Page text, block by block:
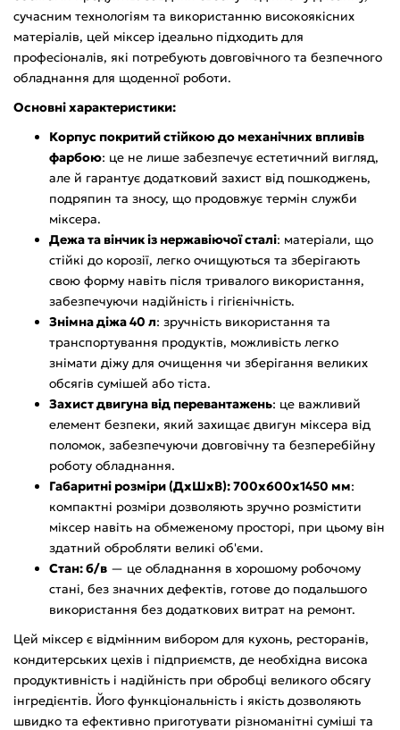
сучасним технологіям та використанню високоякісних
матеріалів, цей міксер ідеально підходить для
професіоналів, які потребують довговічного та безпечного
обладнання для щоденної роботи.
Основні характеристики:
Корпус покритий стійкою до механічних впливів
фарбою: це не лише забезпечує естетичний вигляд,
але й гарантує додатковий захист від пошкоджень,
подряпин та зносу, що продовжує термін служби
міксера.
Дежа та вінчик із нержавіючої сталі: матеріали, що
стійкі до корозії, легко очищуються та зберігають
свою форму навіть після тривалого використання,
забезпечуючи надійність і гігієнічність.
Знімна діжа 40 л: зручність використання та
транспортування продуктів, можливість легко
знімати діжу для очищення чи зберігання великих
обсягів сумішей або тіста.
Захист двигуна від перевантажень: це важливий
елемент безпеки, який захищає двигун міксера від
поломок, забезпечуючи довговічну та безперебійну
роботу обладнання.
Габаритні розміри (ДхШхВ): 700х600х1450 мм:
компактні розміри дозволяють зручно розмістити
міксер навіть на обмеженому просторі, при цьому він
здатний обробляти великі об'єми.
Стан: б/в — це обладнання в хорошому робочому
стані, без значних дефектів, готове до подальшого
використання без додаткових витрат на ремонт.
Цей міксер є відмінним вибором для кухонь, ресторанів,
кондитерських цехів і підприємств, де необхідна висока
продуктивність і надійність при обробці великого обсягу
інгредієнтів. Його функціональність і якість дозволяють
швидко та ефективно приготувати різноманітні суміші та